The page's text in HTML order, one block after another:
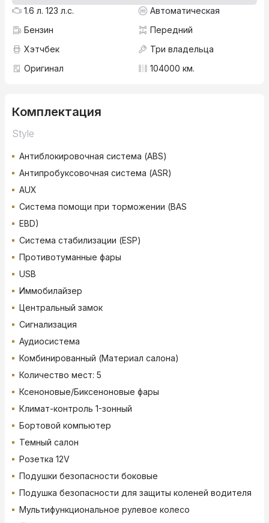
1.6 л. 123 л.с.
Автоматическая
Бензин
Передний
Хэтчбек
Три владельца
Оригинал
104000 км.
Комплектация
Style
Антиблокировочная система (ABS)
Антипробуксовочная система (ASR)
AUX
Система помощи при торможении (BAS
EBD)
Система стабилизации (ESP)
Противотуманные фары
USB
Иммобилайзер
Центральный замок
Сигнализация
Аудиосистема
Комбинированный (Материал салона)
Количество мест: 5
Ксеноновые/Биксеноновые фары
Климат-контроль 1-зонный
Бортовой компьютер
Темный салон
Розетка 12V
Подушки безопасности боковые
Подушка безопасности для защиты коленей водителя
Мультифункциональное рулевое колесо